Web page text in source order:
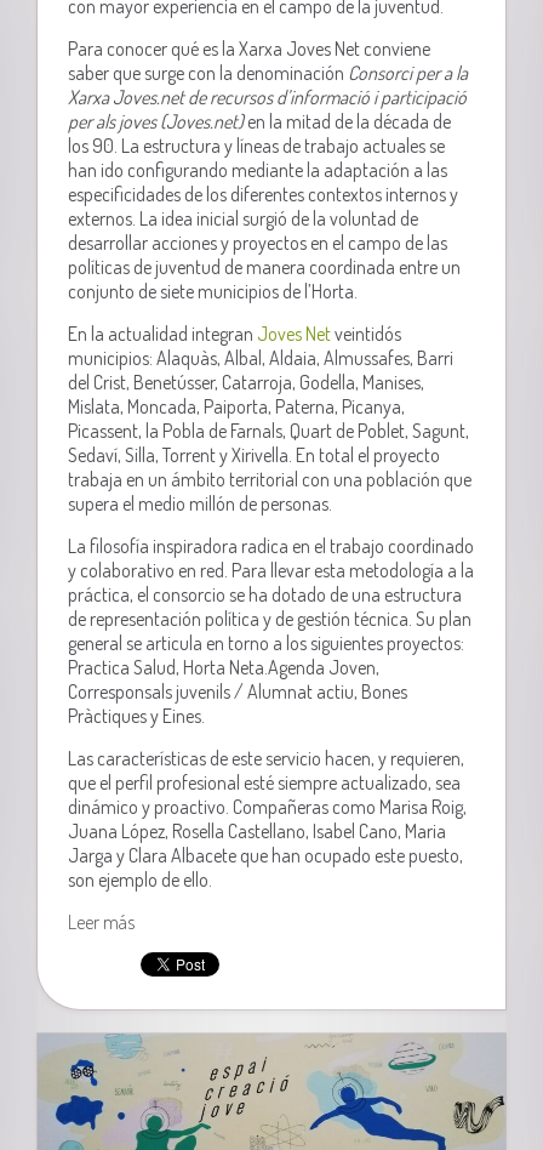
con mayor experiencia en el campo de la juventud.
Para conocer qué es la Xarxa Joves Net conviene
saber que surge con la denominación Consorci per a la
Xarxa Joves.net de recursos d’informació i participació
per als joves (Joves.net)en la mitad de la década de
los 90. La estructura y líneas de trabajo actuales se
han ido configurando mediante la adaptación a las
especificidades de los diferentes contextos internos y
externos. La idea inicial surgió de la voluntad de
desarrollar acciones y proyectos en el campo de las
políticas de juventud de manera coordinada entre un
conjunto de siete municipios de l’Horta.
En la actualidad integran Joves Netveintidós
municipios: Alaquàs, Albal, Aldaia, Almussafes, Barri
del Crist, Benetússer, Catarroja, Godella, Manises,
Mislata, Moncada, Paiporta, Paterna, Picanya,
Picassent, la Pobla de Farnals, Quart de Poblet, Sagunt,
Sedaví, Silla, Torrent y Xirivella. En total el proyecto
trabaja en un ámbito territorial con una población que
supera el medio millón de personas.
La filosofía inspiradora radica en el trabajo coordinado
y colaborativo en red. Para llevar esta metodología a la
práctica, el consorcio se ha dotado de una estructura
de representación política y de gestión técnica. Su plan
general se articula en torno a los siguientes proyectos:
Practica Salud, Horta Neta.Agenda Joven,
Corresponsals juvenils / Alumnat actiu, Bones
Pràctiques y Eines.
Las características de este servicio hacen, y requieren,
que el perfil profesional esté siempre actualizado, sea
dinámico y proactivo. Compañeras como Marisa Roig,
Juana López, Rosella Castellano, Isabel Cano, Maria
Jarga y Clara Albacete que han ocupado este puesto,
son ejemplo de ello.
Leer más